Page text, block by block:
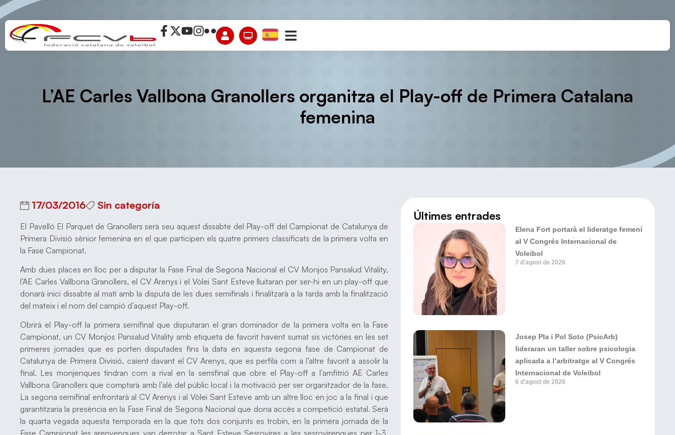
L’AE Carles Vallbona Granollers organitza el Play-off de Primera Catalana
femenina
17/03/2016 Sin categoría
El Pavelló El Parquet de Granollers serà seu aquest dissabte del Play-off del Campionat de Catalunya de
Primera Divisió sènior femenina en el que participen els quatre primers classificats de la primera volta en
la Fase Campionat.
Amb dues places en lloc per a disputar la Fase Final de Segona Nacional el CV Monjos Pansalud Vitality,
l’AE Carles Vallbona Granollers, el CV Arenys i el Vòlei Sant Esteve lluitaran per ser-hi en un play-off que
donarà inici dissabte al matí amb la disputa de les dues semifinals i finalitzarà a la tarda amb la finalització
del mateix i el nom del campió d’aquest Play-off.
Obrirà el Play-off la primera semifinal que disputaran el gran dominador de la primera volta en la Fase
Campionat, un CV Monjos Pansalud Vitality amb etiqueta de favorit havent sumat sis victòries en les set
primeres jornades que es porten disputades fins la data en aquesta segona fase de Campionat de
Catalunya de Primera Divisió, caient davant el CV Arenys, que es perfila com a l’altre favorit a assolir la
final. Les monjenques tindran com a rival en la semifinal que obre el Play-off a l’amfitrió AE Carles
Vallbona Granollers que comptarà amb l’alè del públic local i la motivació per ser organitzador de la fase.
La segona semifinal enfrontarà al CV Arenys i al Vòlei Sant Esteve amb un altre lloc en joc a la final i que
garantitzaria la presència en la Fase Final de Segona Nacional que dona accés a competició estatal. Serà
la quarta vegada aquesta temporada en la que tots dos conjunts es trobin, en la primera jornada de la
Últimes entrades
Elena Fort portarà el lideratge femení
al V Congrés Internacional de
Voleibol
7 d'agost de 2026
Josep Pla i Pol Soto (PsicArb)
lideraran un taller sobre psicologia
aplicada a l’arbitratge al V Congrés
Internacional de Voleibol
6 d'agost de 2026